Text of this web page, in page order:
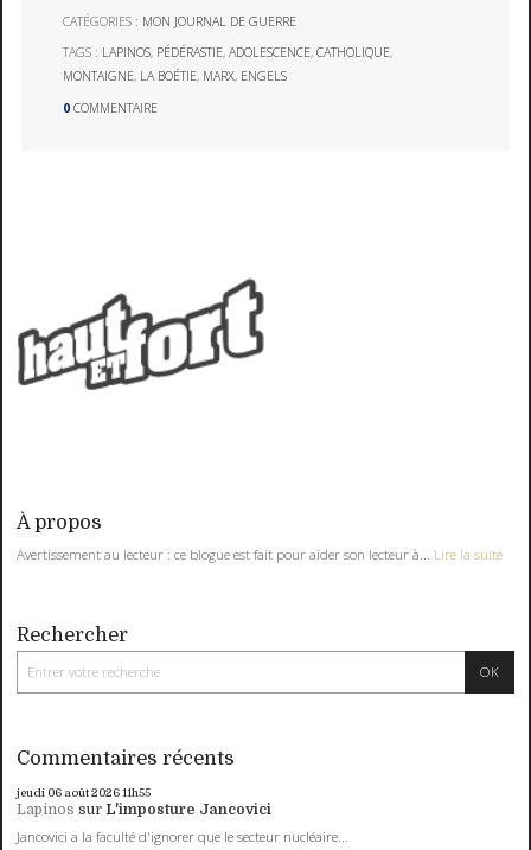
À propos
Avertissement au lecteur : ce blogue est fait pour aider son lecteur à... Lire la suite
Rechercher
Commentaires récents
jeudi 06 août 202611h55
Lapinos sur L'imposture Jancovici
Jancovici a la faculté d'ignorer que le secteur nucléaire...
CATÉGORIES : MON JOURNAL DE GUERRE
TAGS : LAPINOS, PÉDÉRASTIE,ADOLESCENCE,CATHOLIQUE,
MONTAIGNE, LA BOÉTIE, MARX, ENGELS
0 COMMENTAIRE